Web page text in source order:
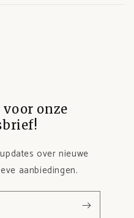
onze
over nieuwe
aanbiedingen.